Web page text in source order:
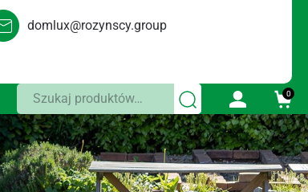
domlux@rozynscy.group
Szukaj: 0